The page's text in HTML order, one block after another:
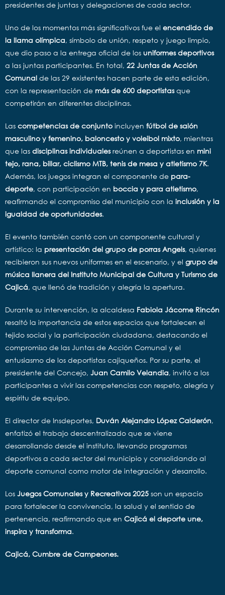
presidentes de juntas y delegaciones de cada sector.
Uno de los momentos más significativos fue el encendido de
la llama olímpica, símbolo de unión, respeto y juego limpio,
que dio paso a la entrega oficial de los uniformes deportivos
a las juntas participantes. En total, 22 Juntas de Acción
Comunal de las 29 existentes hacen parte de esta edición,
con la representación de más de 600 deportistasque
competirán en diferentes disciplinas.
Las competencias de conjunto incluyen fútbol de salón
masculino y femenino, baloncesto y voleibol mixto, mientras
que las disciplinas individualesreúnen a deportistas en mini
tejo, rana, billar, ciclismo MTB, tenis de mesa y atletismo 7K.
Además, los juegos integran el componente de para-
deporte, con participación en boccia y para atletismo,
reafirmando el compromiso del municipio con la inclusión y la
igualdad de oportunidades.
El evento también contó con un componente cultural y
artístico: la presentación del grupo de porras Angels, quienes
recibieron sus nuevos uniformes en el escenario, y el grupo de
música llanera del Instituto Municipal de Cultura y Turismo de
Cajicá, que llenó de tradición y alegría la apertura.
Durante su intervención, la alcaldesa Fabiola Jácome Rincón
resaltó la importancia de estos espacios que fortalecen el
tejido social y la participación ciudadana, destacando el
compromiso de las Juntas de Acción Comunal y el
entusiasmo de los deportistas cajiqueños. Por su parte, el
presidente del Concejo, Juan Camilo Velandia, invitó a los
participantes a vivir las competencias con respeto, alegría y
espíritu de equipo.
El director de Insdeportes, Duván Alejandro López Calderón,
enfatizó el trabajo descentralizado que se viene
desarrollando desde el instituto, llevando programas
deportivos a cada sector del municipio y consolidando al
deporte comunal como motor de integración y desarrollo.
Los Juegos Comunales y Recreativos 2025 son un espacio
para fortalecer la convivencia, la salud y el sentido de
pertenencia, reafirmando que en Cajicá el deporte une,
inspira y transforma.
Cajicá, Cumbre de Campeones.